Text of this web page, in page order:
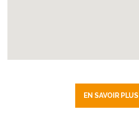
EN SAVOIR PLUS